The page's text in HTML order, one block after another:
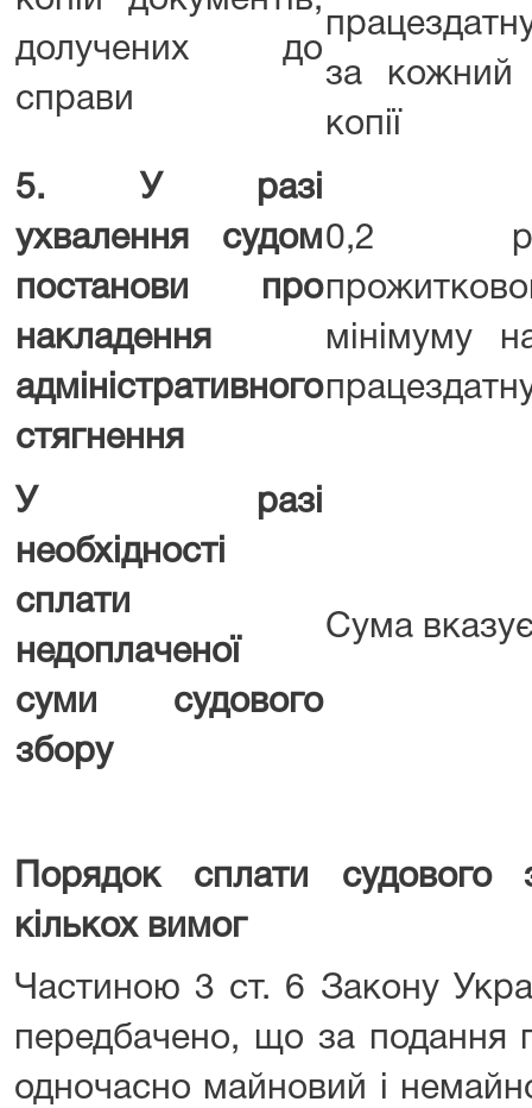
долучених до
справи
за кожний
копії
5. У разі
ухвалення судом
постанови про
накладення
адміністративного
стягнення
0,2
мінімуму
У разі
необхідності
сплати
недоплаченої
суми судового
збору
Сума
Порядок сплати судового
кількох вимог
Частиною 3 ст. 6 Закону
передбачено, що за подання
одночасно майновий і